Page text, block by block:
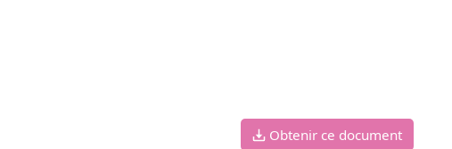
Obtenir ce document